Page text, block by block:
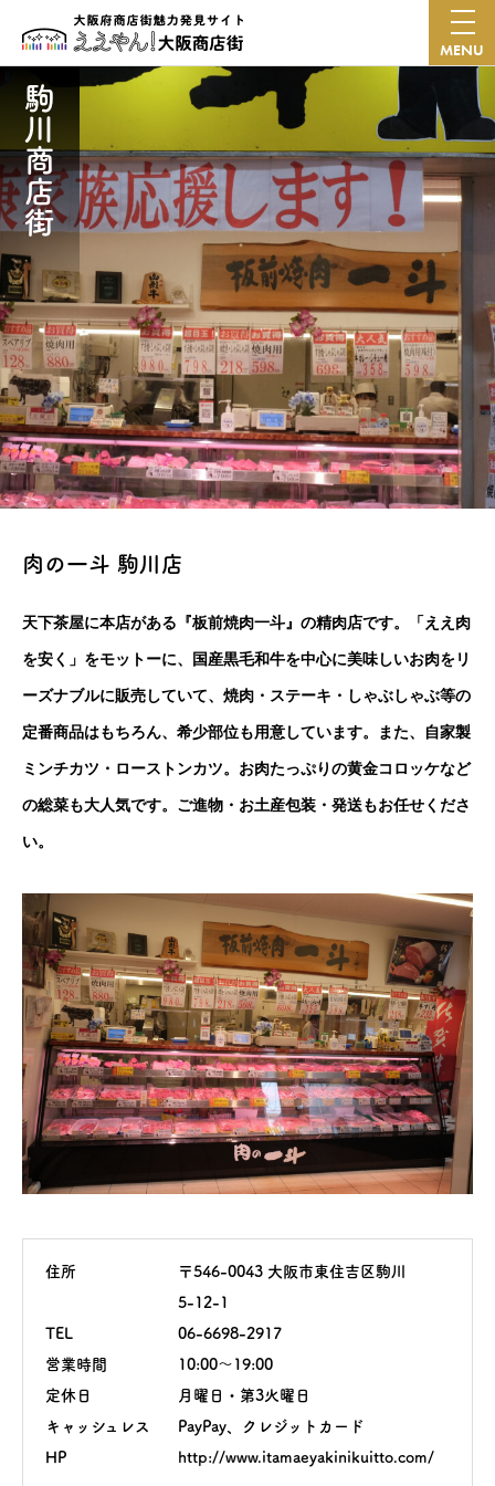
MENU
駒川商店街
肉の一斗 駒川店
天下茶屋に本店がある『板前焼肉一斗』の精肉店です。「ええ肉
を安く」をモットーに、国産黒毛和牛を中心に美味しいお肉をリ
ーズナブルに販売していて、焼肉・ステーキ・しゃぶしゃぶ等の
定番商品はもちろん、希少部位も用意しています。また、自家製
ミンチカツ・ローストンカツ。お肉たっぷりの黄金コロッケなど
の総菜も大人気です。ご進物・お土産包装・発送もお任せくださ
い。
住所
〒546-0043 大阪市東住吉区駒川
5-12-1
TEL
06-6698-2917
営業時間
10:00～19:00
定休日
月曜日・第3火曜日
キャッシュレス
PayPay、クレジットカード
HP
http://www.itamaeyakinikuitto.com/